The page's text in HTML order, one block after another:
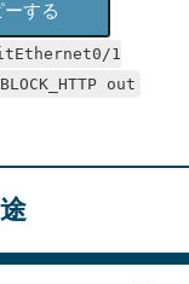
する
/1
out